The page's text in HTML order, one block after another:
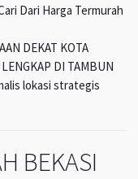
Dari Harga Termurah
DEKAT KOTA
DI TAMBUN
lokasi strategis
BEKASI